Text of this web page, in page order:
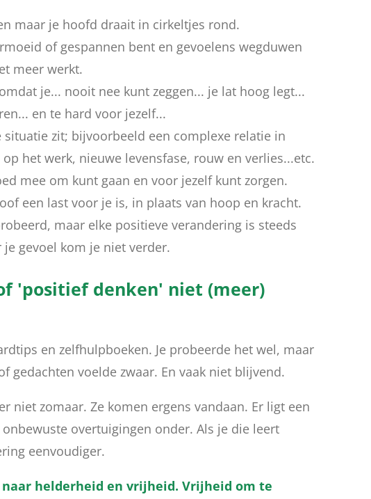
maar je hoofd draait in cirkeltjes rond.
of gespannen bent en gevoelens wegduwen
meer werkt.
je... nooit nee kunt zeggen... je lat hoog legt...
en te hard voor jezelf...
zit; bijvoorbeeld een complexe relatie in
het werk, nieuwe levensfase, rouw en verlies...etc.
mee om kunt gaan en voor jezelf kunt zorgen.
een last voor je is, in plaats van hoop en kracht.
maar elke positieve verandering is steeds
gevoel kom je niet verder.
'positief denken' niet (meer)
en zelfhulpboeken. Je probeerde het wel, maar
gedachten voelde zwaar. En vaak niet blijvend.
niet zomaar. Ze komen ergens vandaan. Er ligt een
overtuigingen onder. Als je die leert
eenvoudiger.
naar helderheid en vrijheid. Vrijheid om te